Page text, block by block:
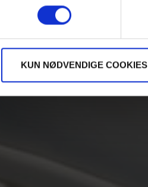
KUN NØDVENDIGE COOKIES